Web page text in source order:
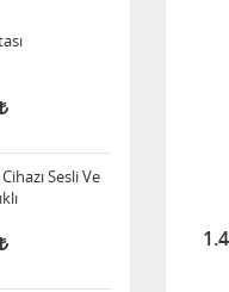
Sesli Ve
Yükseltici